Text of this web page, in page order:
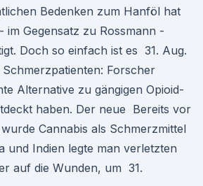
Bedenken zum Hanföl hat
im Gegensatz zu Rossmann -
Doch so einfach ist es 31. Aug.
Forscher
Alternative zu gängigen Opioid-
haben. Der neue Bereits vor
Cannabis als Schmerzmittel
und Indien legte man verletzten
auf die Wunden, um 31.